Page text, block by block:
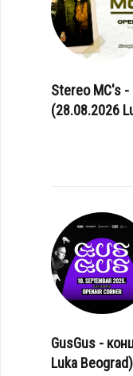
Stereo MC's -
(28.08.2026
GusGus -
Luka Beograd)